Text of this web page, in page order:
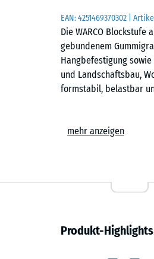
EAN:4251469370302 |
Die WARCO
gebundenem
Hangbefestigung
und Landschaftsbau,
formstabil, belastbar
frostfest, splittert oder
Als Einfassung oder
mehr anzeigen
Produkt-Highlights